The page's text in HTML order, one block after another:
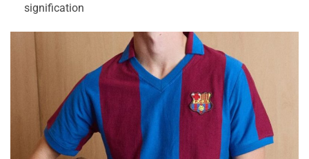
signification